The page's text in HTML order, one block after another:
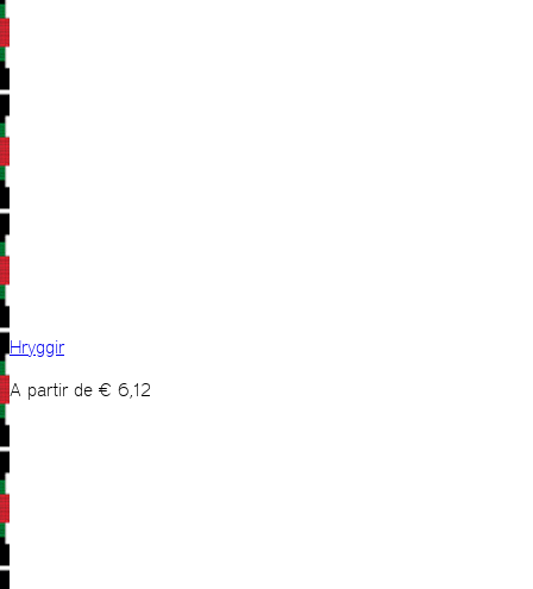
Hryggir
A partir de € 6,12